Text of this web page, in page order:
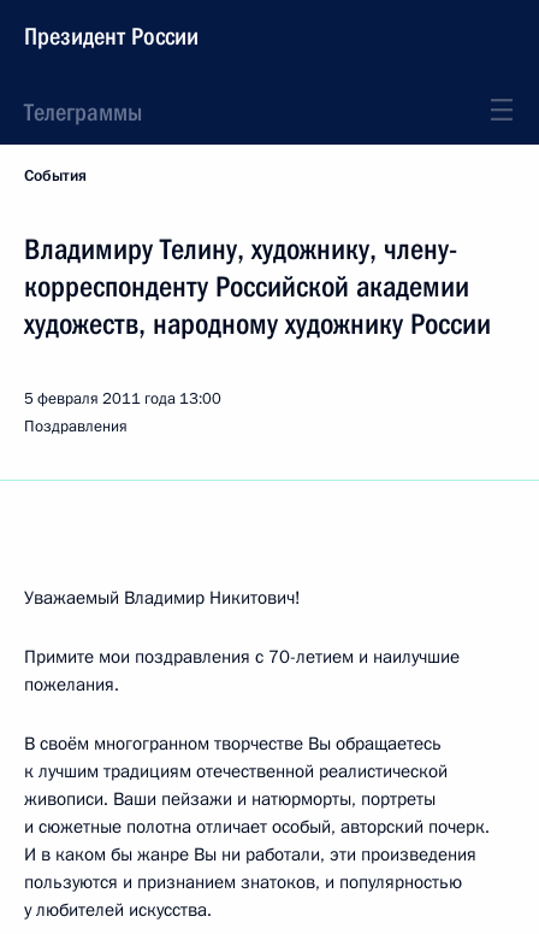
Президент России
Телеграммы
События
Владимиру Телину, художнику, члену-
корреспонденту Российской академии
художеств, народному художнику России
5 февраля 2011 года 13:00
Поздравления
Уважаемый Владимир Никитович!
Примите мои поздравления с 70-летием и наилучшие
пожелания.
В своём многогранном творчестве Вы обращаетесь
к лучшим традициям отечественной реалистической
живописи. Ваши пейзажи и натюрморты, портреты
и сюжетные полотна отличает особый, авторский почерк.
И в каком бы жанре Вы ни работали, эти произведения
пользуются и признанием знатоков, и популярностью
у любителей искусства.